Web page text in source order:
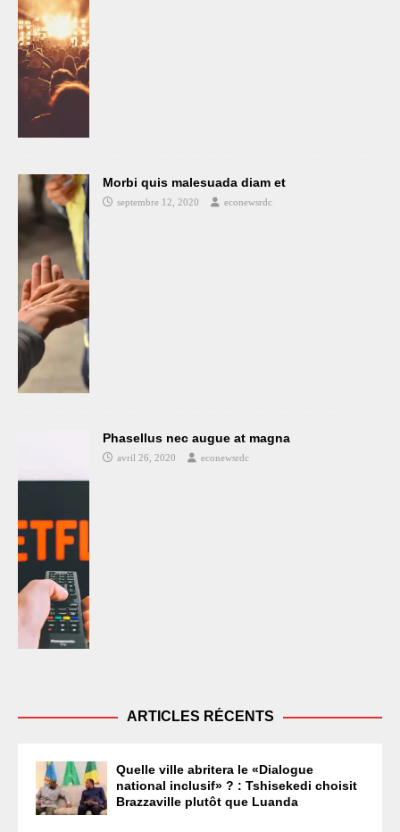
Morbi quis malesuada diam et
septembre 12, 2020 econewsrdc
Phasellus nec augue at magna
avril 26, 2020 econewsrdc
ARTICLES RÉCENTS
Quelle ville abritera le «Dialogue
national inclusif» ? : Tshisekedi choisit
Brazzaville plutôt que Luanda